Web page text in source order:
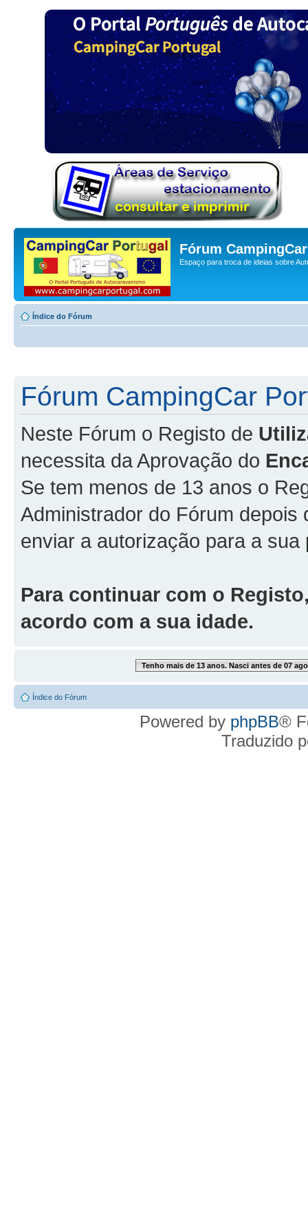
Fórum
Espaço para troca de ideias sobre
Índice do Fórum
Fórum CampingCar
Neste Fórum o Registo de
necessita da Aprovação do
Se tem menos de 13 anos o
Administrador do Fórum
enviar a autorização para a sua
Para continuar com o
acordo com a sua idade.
Tenho mais de 13 anos. Nasci antes de 07 ago
Índice do Fórum
Powered by phpBB®
Traduzido